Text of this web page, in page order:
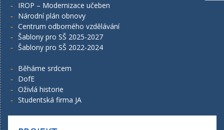
IROP – Modernizace učeben
Národní plán obnovy
Centrum odborného vzdělávání
Šablony pro SŠ 2025-2027
Šablony pro SŠ 2022-2024
Běháme srdcem
DofE
Oživlá historie
Studentská firma JA